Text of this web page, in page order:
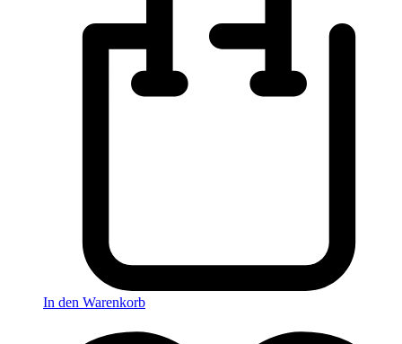
In den Warenkorb